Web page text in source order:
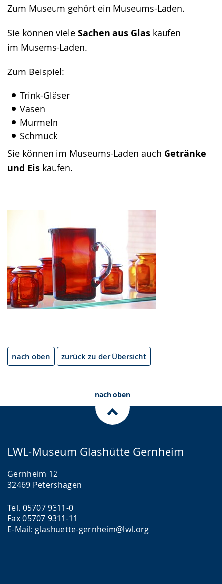
angezeigt.
Zum Museum gehört ein Museums-Laden.
Sie können viele Sachen aus Glas kaufen
im Musems-Laden.
Zum Beispiel:
Trink-Gläser
Vasen
Murmeln
Schmuck
Sie können im Museums-Laden auch Getränke
und Eis kaufen.
nach oben zurück zu der Übersicht
nach oben
LWL-Museum Glashütte Gernheim
Gernheim 12
32469 Petershagen
Tel. 05707 9311-0
Fax 05707 9311-11
E-Mail: glashuette-gernheim@lwl.org